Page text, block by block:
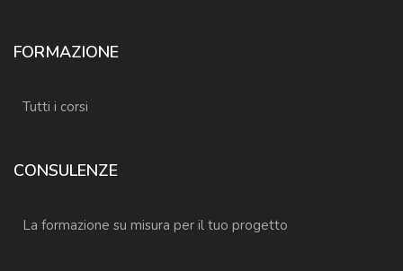
FORMAZIONE
Tutti i corsi
CONSULENZE
La formazione su misura per il tuo progetto